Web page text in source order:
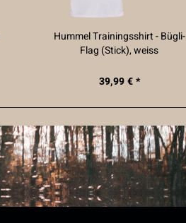
Hummel Trainingsshirt - Bügli-
Flag (Stick), weiss
39,99 € *